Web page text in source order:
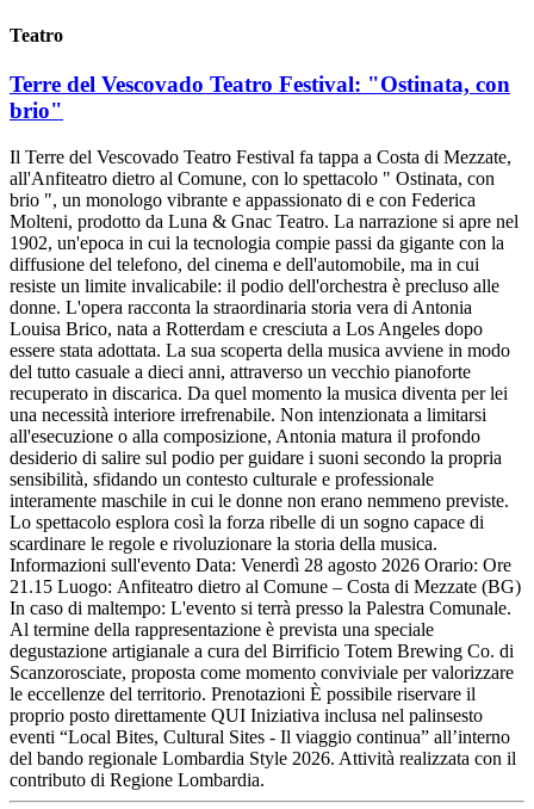
Teatro
Terre del Vescovado Teatro Festival: "Ostinata, con
brio"
Il Terre del Vescovado Teatro Festival fa tappa a Costa di Mezzate,
all'Anfiteatro dietro al Comune, con lo spettacolo " Ostinata, con
brio ", un monologo vibrante e appassionato di e con Federica
Molteni, prodotto da Luna & Gnac Teatro. La narrazione si apre nel
1902, un'epoca in cui la tecnologia compie passi da gigante con la
diffusione del telefono, del cinema e dell'automobile, ma in cui
resiste un limite invalicabile: il podio dell'orchestra è precluso alle
donne. L'opera racconta la straordinaria storia vera di Antonia
Louisa Brico, nata a Rotterdam e cresciuta a Los Angeles dopo
essere stata adottata. La sua scoperta della musica avviene in modo
del tutto casuale a dieci anni, attraverso un vecchio pianoforte
recuperato in discarica. Da quel momento la musica diventa per lei
una necessità interiore irrefrenabile. Non intenzionata a limitarsi
all'esecuzione o alla composizione, Antonia matura il profondo
desiderio di salire sul podio per guidare i suoni secondo la propria
sensibilità, sfidando un contesto culturale e professionale
interamente maschile in cui le donne non erano nemmeno previste.
Lo spettacolo esplora così la forza ribelle di un sogno capace di
scardinare le regole e rivoluzionare la storia della musica.
Informazioni sull'evento Data: Venerdì 28 agosto 2026 Orario: Ore
21.15 Luogo: Anfiteatro dietro al Comune – Costa di Mezzate (BG)
In caso di maltempo: L'evento si terrà presso la Palestra Comunale.
Al termine della rappresentazione è prevista una speciale
degustazione artigianale a cura del Birrificio Totem Brewing Co. di
Scanzorosciate, proposta come momento conviviale per valorizzare
le eccellenze del territorio. Prenotazioni È possibile riservare il
proprio posto direttamente QUI Iniziativa inclusa nel palinsesto
eventi “Local Bites, Cultural Sites - Il viaggio continua” all’interno
del bando regionale Lombardia Style 2026. Attività realizzata con il
contributo di Regione Lombardia.